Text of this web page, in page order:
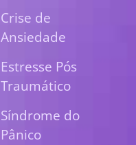
Crise de
Ansiedade
Estresse Pós
Traumático
Síndrome do
Pânico